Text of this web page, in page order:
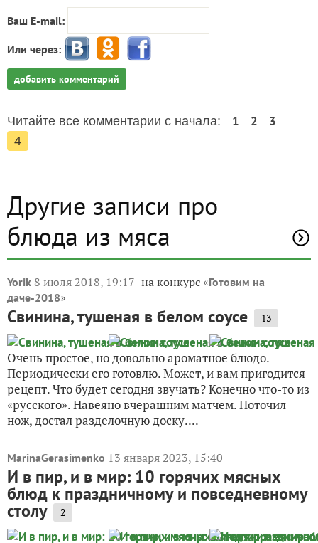
Ваш E-mail:
Или через:
добавить комментарий
Читайте все комментарии с начала: 1 2 3
4
Другие записи про
блюда из мяса
Yorik 8 июля 2018, 19:17 на конкурс «Готовим на
даче-2018»
Свинина, тушеная в белом соусе 13
Очень простое, но довольно ароматное блюдо.
Периодически его готовлю. Может, и вам пригодится
рецепт. Что будет сегодня звучать? Конечно что-то из
«русского». Навеяно вчерашним матчем. Поточил
нож, достал разделочную доску....
MarinaGerasimenko 13 января 2023, 15:40
И в пир, и в мир: 10 горячих мясных
блюд к праздничному и повседневному
столу 2